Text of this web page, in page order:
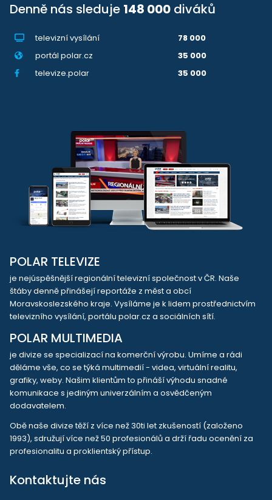
Denně nás sleduje 148 000 diváků
televizní vysílání
78 000
portál polar.cz
35 000
televize.polar
35 000
POLAR TELEVIZE
je nejúspěšnější regionální televizní společnost v ČR. Naše
štáby denně přinášejí reportáže z měst a obcí
Moravskoslezského kraje. Vysíláme je k lidem prostřednictvím
televizního vysílání, portálu polar.cz a sociálních sítí.
POLAR MULTIMEDIA
je divize se specializací na komerční výrobu. Umíme a rádi
děláme vše, co se týká multimedií - videa, virtuální realitu,
grafiky, weby. Našim klientům to přináší výhodu snadné
komunikace s jediným univerzálním a osvědčeným
dodavatelem.
Obě naše divize těží z více než 30ti let zkušeností (založeno
1993), sdružují více než 50 profesionálů a drží řadu ocenění za
profesionalitu a proklientský přístup.
Kontaktujte nás